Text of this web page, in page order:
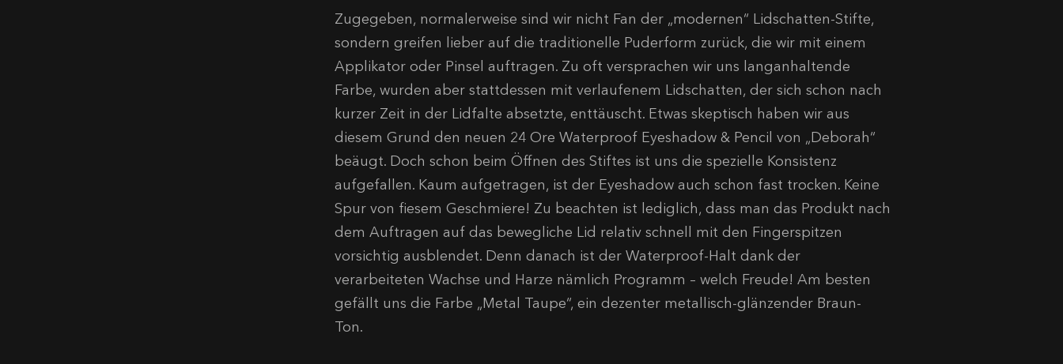
Zugegeben, normalerweise sind wir nicht Fan der „modernen“ Lidschatten-Stifte,
sondern greifen lieber auf die traditionelle Puderform zurück, die wir mit einem
Applikator oder Pinsel auftragen. Zu oft versprachen wir uns langanhaltende
Farbe, wurden aber stattdessen mit verlaufenem Lidschatten, der sich schon nach
kurzer Zeit in der Lidfalte absetzte, enttäuscht. Etwas skeptisch haben wir aus
diesem Grund den neuen 24 Ore Waterproof Eyeshadow & Pencil von „Deborah“
beäugt. Doch schon beim Öffnen des Stiftes ist uns die spezielle Konsistenz
aufgefallen. Kaum aufgetragen, ist der Eyeshadow auch schon fast trocken. Keine
Spur von fiesem Geschmiere! Zu beachten ist lediglich, dass man das Produkt nach
dem Auftragen auf das bewegliche Lid relativ schnell mit den Fingerspitzen
vorsichtig ausblendet. Denn danach ist der Waterproof-Halt dank der
verarbeiteten Wachse und Harze nämlich Programm – welch Freude! Am besten
gefällt uns die Farbe „Metal Taupe“, ein dezenter metallisch-glänzender Braun-
Ton.